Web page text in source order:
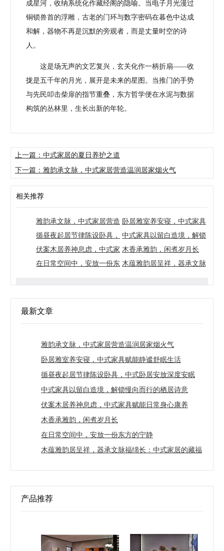
成星河，收纳系统化作藏经阁的隐喻。当电子月光漫过
铜锁兽首的浮雕，古老的门环与数字密码在暮色中达成
和解，器物不再是沉默的旁观者，而是丈量时空的诗
人。
这是场无声的文艺复兴，玄关化作一柄折扇——收
拢是五千年的月光，展开是未来的星图。当推门的手势
与先民叩击柴扉的指节重叠，东方哲学便在水泥与数据
构筑的丛林里，生长出新的年轮。
上一篇：中式家居的夏日养护之道
下一篇：雅韵承文脉，中式家居营造温润居家烟火气
相关推荐
雅韵承文脉，中式家居营造
温润居家烟火气
卧居雅室养安寝，中式家具
赋能静谧舒眠生活
循昼夜起居节律陈设卧具，
中式卧居安放深度安眠
中式家具以留白造境，解锁
慢向而行的栖居诗意
伏案木居养神息虑，中式家
具赋能日常身心康养
木香承雅韵，闲煮岁月长
在日常空间中，安放一份东 木蕴雅韵居呈祥，器承文脉
最新文章
雅韵承文脉，中式家居营造温润居家烟火气
卧居雅室养安寝，中式家具赋能静谧舒眠生活
循昼夜起居节律陈设卧具，中式卧居安放深度安眠
中式家具以留白造境，解锁慢向而行的栖居诗意
伏案木居养神息虑，中式家具赋能日常身心康养
木香承雅韵，闲煮岁月长
在日常空间中，安放一份东方的宁静
木蕴雅韵居呈祥，器承文脉福绵长：中式家居的藏福
产品推荐